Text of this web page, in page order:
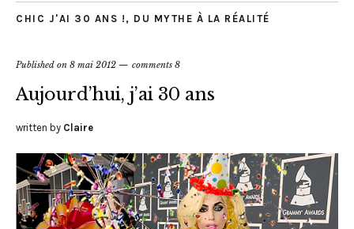
CHIC J'AI 30 ANS ! , DU MYTHE À LA RÉALITÉ
Published on 8 mai 2012 comments 8
Aujourd’hui, j’ai 30 ans
written by Claire